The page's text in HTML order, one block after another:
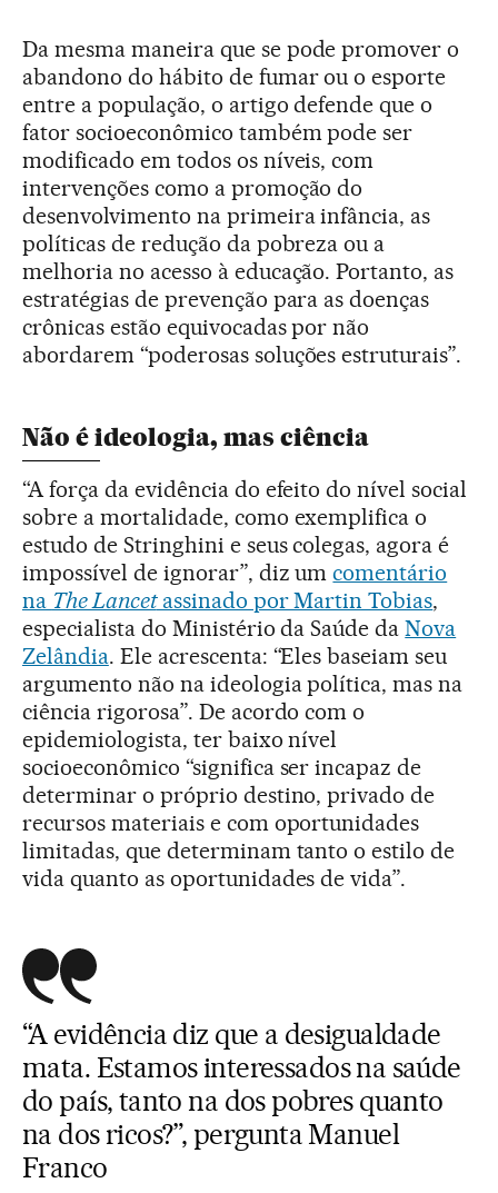
Da mesma maneira que se pode promover o
abandono do hábito de fumar ou o esporte
entre a população, o artigo defende que o
fator socioeconômico também pode ser
modificado em todos os níveis, com
intervenções como a promoção do
desenvolvimento na primeira infância, as
políticas de redução da pobreza ou a
melhoria no acesso à educação. Portanto, as
estratégias de prevenção para as doenças
crônicas estão equivocadas por não
abordarem “poderosas soluções estruturais”.
Não é ideologia, mas ciência
“A força da evidência do efeito do nível social
sobre a mortalidade, como exemplifica o
estudo de Stringhini e seus colegas, agora é
impossível de ignorar”, diz umcomentário
na The Lancetassinado por Martin Tobias,
especialista do Ministério da Saúde daNova
Zelândia. Ele acrescenta: “Eles baseiam seu
argumento não na ideologia política, mas na
ciência rigorosa”. De acordo com o
epidemiologista, ter baixo nível
socioeconômico “significa ser incapaz de
determinar o próprio destino, privado de
recursos materiais e com oportunidades
limitadas, que determinam tanto o estilo de
vida quanto as oportunidades de vida”.
“A evidência diz que a desigualdade
mata. Estamos interessados na saúde
do país, tanto na dos pobres quanto
na dos ricos?”, pergunta Manuel
Franco